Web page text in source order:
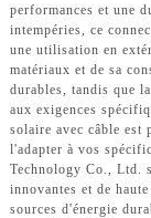
performances et une
intempéries, ce
une utilisation en
matériaux et de sa
durables, tandis que
aux exigences
solaire avec câble est
l'adapter à vos
Technology Co., Ltd.
innovantes et de
sources d'énergie